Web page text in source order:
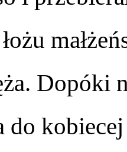
Dopóki
do